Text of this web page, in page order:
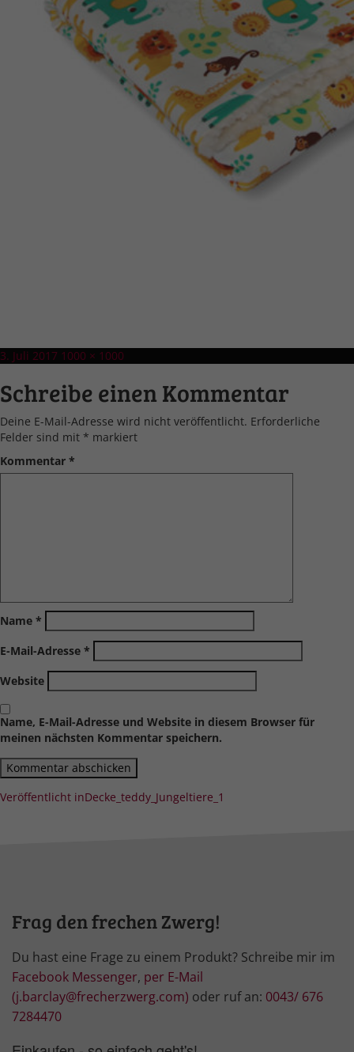
Veröffentlicht
3. Juli 2017 Volle
1000 × 1000
Schreibe einen Kommentar
Deine E-Mail-Adresse wird nicht veröffentlicht. Erforderliche
Felder sind mit * markiert
Kommentar *
Name *
E-Mail-Adresse *
Website
Name, E-Mail-Adresse und Website in diesem Browser für
meinen nächsten Kommentar speichern.
Beitragsnavigation
Veröffentlicht inDecke_teddy_Jungeltiere_1
Frag den frechen Zwerg!
Du hast eine Frage zu einem Produkt? Schreibe mir im
Facebook Messenger, per E-Mail
(j.barclay@frecherzwerg.com) oder ruf an: 0043/ 676
7284470